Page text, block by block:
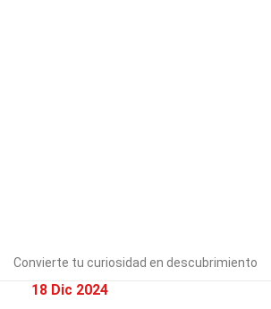
Convierte tu curiosidad en descubrimiento
Nalley
Modified & Updated:
18 Dic 2024